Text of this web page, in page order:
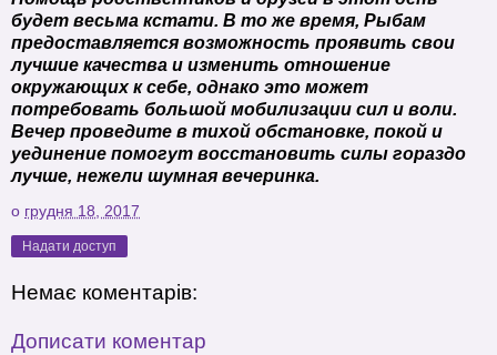
будет весьма кстати. В то же время, Рыбам
предоставляется возможность проявить свои
лучшие качества и изменить отношение
окружающих к себе, однако это может
потребовать большой мобилизации сил и воли.
Вечер проведите в тихой обстановке, покой и
уединение помогут восстановить силы гораздо
лучше, нежели шумная вечеринка.
о грудня 18, 2017
Надати доступ
Немає коментарів:
Дописати коментар